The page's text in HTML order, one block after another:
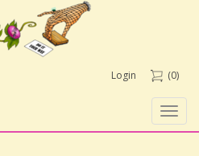
Login (0)